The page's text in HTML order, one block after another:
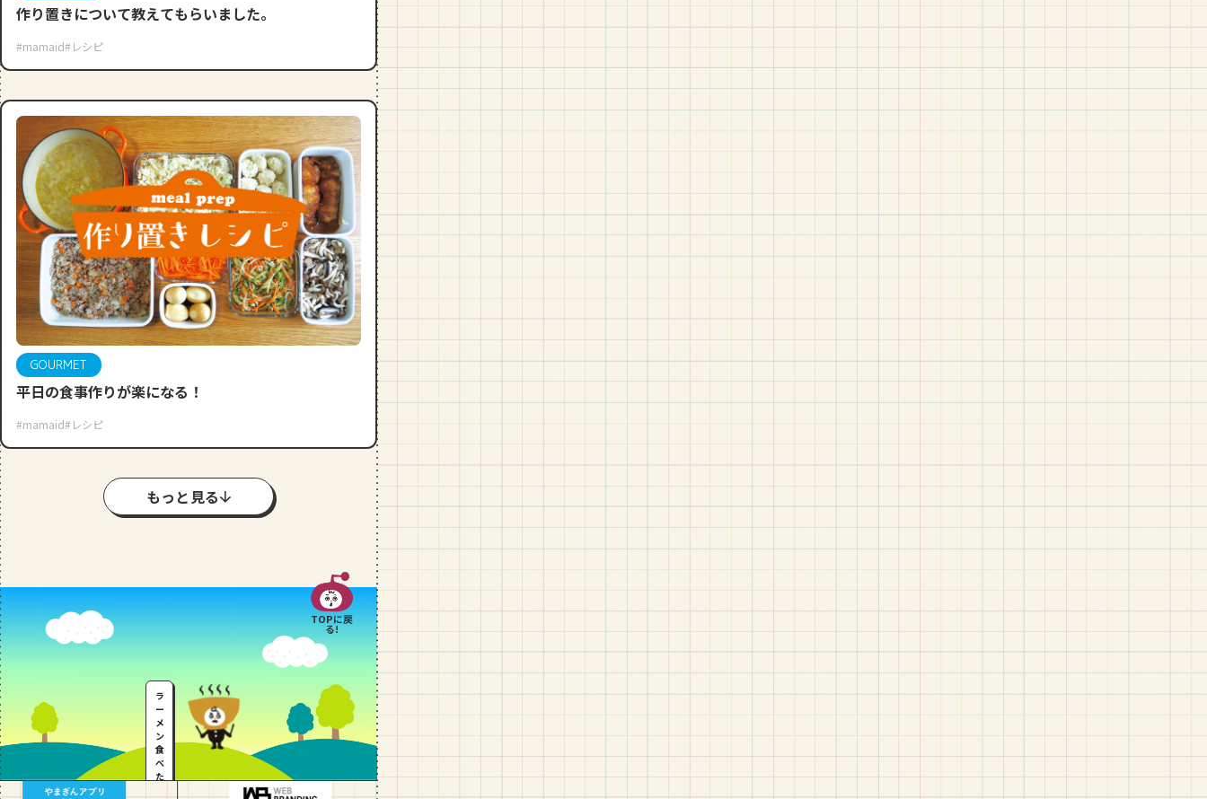
作り置きについて教えてもらいました。
#mamaid#レシピ
GOURMET
平日の食事作りが楽になる！
#mamaid#レシピ
もっと見る
TOPに戻
る!
ラ
ー
メ
ン
食
べ
た